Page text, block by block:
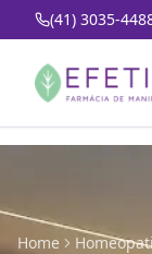
(41) 3035-
Home